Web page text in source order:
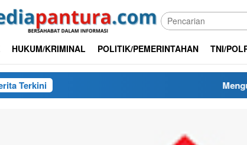
HUKUM/KRIMINAL POLITIK/PEMERINTAHAN TNI/
Terkini Mengurai Benang